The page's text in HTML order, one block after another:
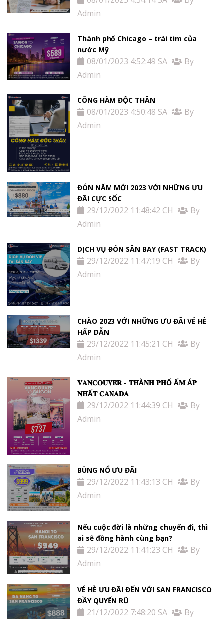
Admin
Thành phố Chicago – trái tim của
nước Mỹ
08/01/2023 4:52:49 SA
By
Admin
CÔNG HÀM ĐỘC THÂN
08/01/2023 4:50:48 SA
By
Admin
ĐÓN NĂM MỚI 2023 VỚI NHỮNG ƯU
ĐÃI CỰC SỐC
29/12/2022 11:48:42 CH
By
Admin
DỊCH VỤ ĐÓN SÂN BAY (FAST TRACK)
29/12/2022 11:47:19 CH
By
Admin
CHÀO 2023 VỚI NHỮNG ƯU ĐÃI VÉ HÈ
HẤP DẪN
29/12/2022 11:45:21 CH
By
Admin
𝐕𝐀𝐍𝐂𝐎𝐔𝐕𝐄𝐑 - 𝐓𝐇À𝐍𝐇 𝐏𝐇Ố Ấ𝐌 Á𝐏
𝐍𝐇Ấ𝐓 𝐂𝐀𝐍𝐀𝐃𝐀
29/12/2022 11:44:39 CH
By
Admin
BÙNG NỔ ƯU ĐÃI
29/12/2022 11:43:13 CH
By
Admin
Nếu cuộc đời là những chuyến đi, thì
ai sẽ đồng hành cùng bạn?
29/12/2022 11:41:23 CH
By
Admin
VÉ HÈ ƯU ĐÃI ĐẾN VỚI SAN FRANCISCO
ĐẦY QUYẾN RŨ
21/12/2022 7:48:20 SA
By